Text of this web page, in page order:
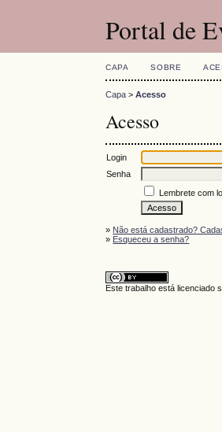
Portal de
CAPA SOBRE
Capa >Acesso
Acesso
Login
Senha
Lembrete com
» Não está cadastrado?
» Esqueceu a senha?
Este trabalho está licenciado